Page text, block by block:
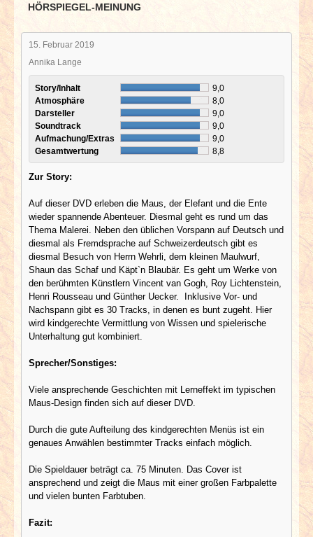
HÖRSPIEGEL-MEINUNG
15. Februar 2019
Annika Lange
Story/Inhalt
9,0
Atmosphäre
8,0
Darsteller
9,0
Soundtrack
9,0
Aufmachung/Extras
9,0
Gesamtwertung
8,8
Zur Story:
Auf dieser DVD erleben die Maus, der Elefant und die Ente
wieder spannende Abenteuer. Diesmal geht es rund um das
Thema Malerei. Neben den üblichen Vorspann auf Deutsch und
diesmal als Fremdsprache auf Schweizerdeutsch gibt es
diesmal Besuch von Herrn Wehrli, dem kleinen Maulwurf,
Shaun das Schaf und Käpt`n Blaubär. Es geht um Werke von
den berühmten Künstlern Vincent van Gogh, Roy Lichtenstein,
Henri Rousseau und Günther Uecker. Inklusive Vor- und
Nachspann gibt es 30 Tracks, in denen es bunt zugeht. Hier
wird kindgerechte Vermittlung von Wissen und spielerische
Unterhaltung gut kombiniert.
Sprecher/Sonstiges:
Viele ansprechende Geschichten mit Lerneffekt im typischen
Maus-Design finden sich auf dieser DVD.
Durch die gute Aufteilung des kindgerechten Menüs ist ein
genaues Anwählen bestimmter Tracks einfach möglich.
Die Spieldauer beträgt ca. 75 Minuten. Das Cover ist
ansprechend und zeigt die Maus mit einer großen Farbpalette
und vielen bunten Farbtuben.
Fazit: